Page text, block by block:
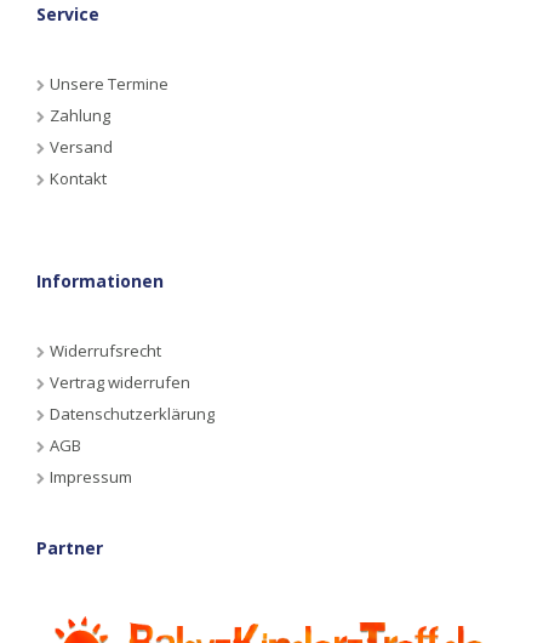
Service
Unsere Termine
Zahlung
Versand
Kontakt
Informationen
Widerrufsrecht
Vertrag widerrufen
Datenschutzerklärung
AGB
Impressum
Partner